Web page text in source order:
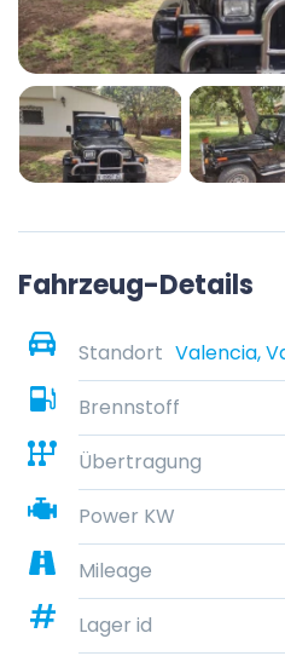
Fahrzeug-Details
Standort
Brennstoff
Übertragung
Power KW
Mileage
Lager id